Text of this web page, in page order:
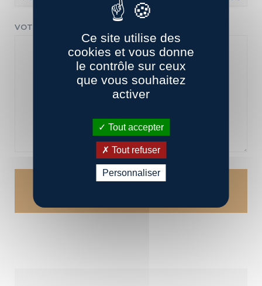
VOTRE MESSAGE
Ce site utilise des
cookies et vous donne
le contrôle sur ceux
que vous souhaitez
activer
Tout accepter
Tout refuser
Personnaliser